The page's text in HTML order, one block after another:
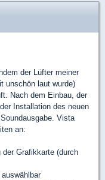
der Lüfter meiner
unschön laut wurde)
Nach dem Einbau, der
Installation des neuen
Vista
an:
der Grafikkarte (durch